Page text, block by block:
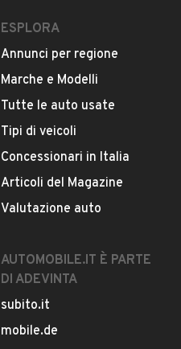
ESPLORA
Annunci per regione
Marche e Modelli
Tutte le auto usate
Tipi di veicoli
Concessionari in Italia
Articoli del Magazine
Valutazione auto
AUTOMOBILE.IT È PARTE
DI ADEVINTA
subito.it
mobile.de